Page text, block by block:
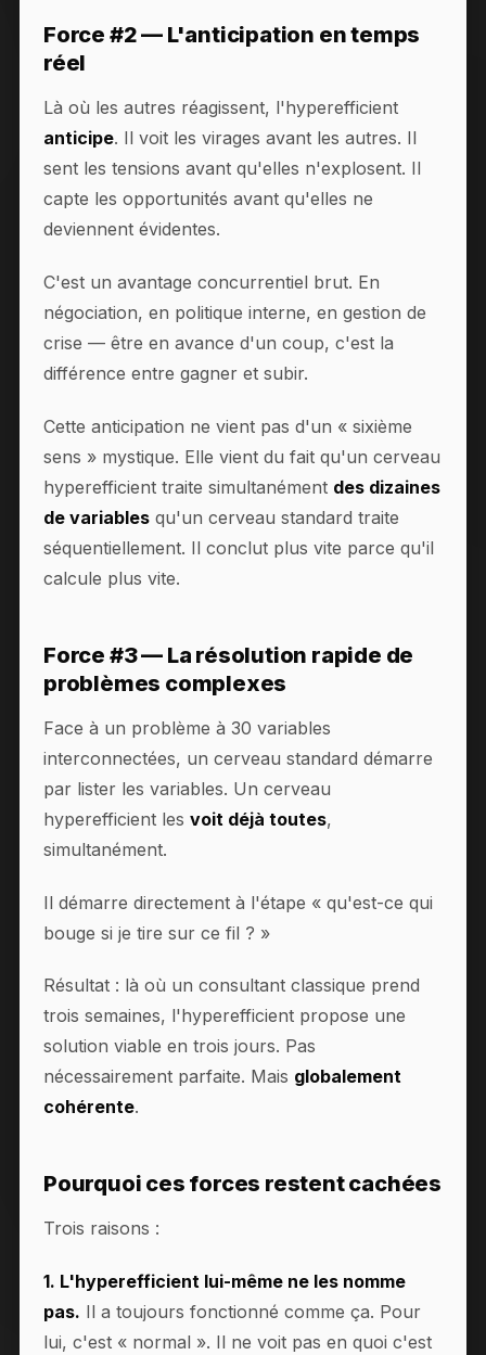
Force #2 — L'anticipation en temps
réel
Là où les autres réagissent, l'hyperefficient
anticipe. Il voit les virages avant les autres. Il
sent les tensions avant qu'elles n'explosent. Il
capte les opportunités avant qu'elles ne
deviennent évidentes.
C'est un avantage concurrentiel brut. En
négociation, en politique interne, en gestion de
crise — être en avance d'un coup, c'est la
différence entre gagner et subir.
Cette anticipation ne vient pas d'un « sixième
sens » mystique. Elle vient du fait qu'un cerveau
hyperefficient traite simultanément des dizaines
de variablesqu'un cerveau standard traite
séquentiellement. Il conclut plus vite parce qu'il
calcule plus vite.
Force #3 — La résolution rapide de
problèmes complexes
Face à un problème à 30 variables
interconnectées, un cerveau standard démarre
par lister les variables. Un cerveau
hyperefficient les voit déjà toutes,
simultanément.
Il démarre directement à l'étape « qu'est-ce qui
bouge si je tire sur ce fil ? »
Résultat : là où un consultant classique prend
trois semaines, l'hyperefficient propose une
solution viable en trois jours. Pas
nécessairement parfaite. Mais globalement
cohérente.
Pourquoi ces forces restent cachées
Trois raisons :
1. L'hyperefficient lui-même ne les nomme
pas. Il a toujours fonctionné comme ça. Pour
lui, c'est « normal ». Il ne voit pas en quoi c'est